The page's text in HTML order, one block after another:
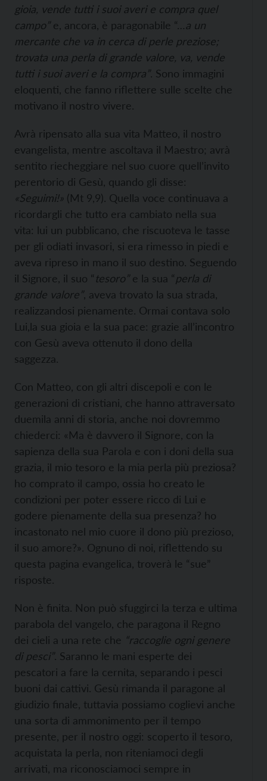
gioia, vende tutti i suoi averi e compra quel
campo”e, ancora, è paragonabile “…a un
mercante che va in cerca di perle preziose;
trovata una perla di grande valore, va, vende
tutti i suoi averi e la compra”. Sono immagini
eloquenti, che fanno riflettere sulle scelte che
motivano il nostro vivere.
Avrà ripensato alla sua vita Matteo, il nostro
evangelista, mentre ascoltava il Maestro; avrà
sentito riecheggiare nel suo cuore quell’invito
perentorio di Gesù, quando gli disse:
«Seguimi!» (Mt 9,9). Quella voce continuava a
ricordargli che tutto era cambiato nella sua
vita: lui un pubblicano, che riscuoteva le tasse
per gli odiati invasori, si era rimesso in piedi e
aveva ripreso in mano il suo destino. Seguendo
il Signore, il suo “ tesoro”e la sua “perla di
grande valore”, aveva trovato la sua strada,
realizzandosi pienamente. Ormai contava solo
Lui,la sua gioia e la sua pace: grazie all’incontro
con Gesù aveva ottenuto il dono della
saggezza.
Con Matteo, con gli altri discepoli e con le
generazioni di cristiani, che hanno attraversato
duemila anni di storia, anche noi dovremmo
chiederci: «Ma è davvero il Signore, con la
sapienza della sua Parola e con i doni della sua
grazia, il mio tesoro e la mia perla più preziosa?
ho comprato il campo, ossia ho creato le
condizioni per poter essere ricco di Lui e
godere pienamente della sua presenza? ho
incastonato nel mio cuore il dono più prezioso,
il suo amore?». Ognuno di noi, riflettendo su
questa pagina evangelica, troverà le “sue”
risposte.
Non è finita. Non può sfuggirci la terza e ultima
parabola del vangelo, che paragona il Regno
dei cieli a una rete che “raccoglie ogni genere
di pesci”. Saranno le mani esperte dei
pescatori a fare la cernita, separando i pesci
buoni dai cattivi. Gesù rimanda il paragone al
giudizio finale, tuttavia possiamo coglievi anche
una sorta di ammonimento per il tempo
presente, per il nostro oggi: scoperto il tesoro,
acquistata la perla, non riteniamoci degli
arrivati, ma riconosciamoci sempre in